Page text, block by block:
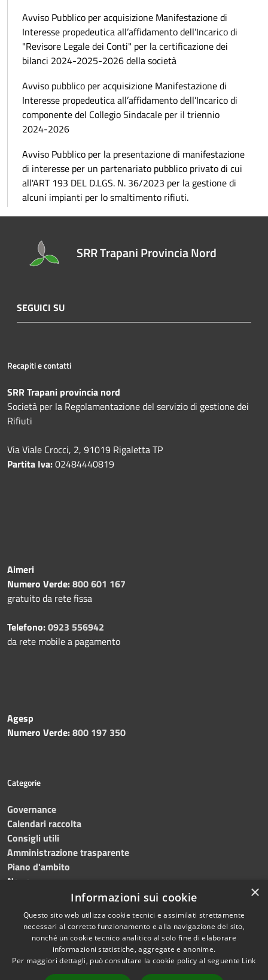
Avviso Pubblico per acquisizione Manifestazione di
Interesse propedeutica all’affidamento dell’Incarico di
"Revisore Legale dei Conti" per la certificazione dei
bilanci 2024-2025-2026 della società
Avviso pubblico per acquisizione Manifestazione di
Interesse propedeutica all’affidamento dell’Incarico di
componente del Collegio Sindacale per il triennio
2024-2026
Avviso Pubblico per la presentazione di manifestazione
di interesse per un partenariato pubblico privato di cui
all'ART 193 DEL D.LGS. N. 36/2023 per la gestione di
alcuni impianti per lo smaltimento rifiuti.
SRR Trapani Provincia Nord
SEGUICI SU
Recapiti e contatti
SRR Trapani provincia nord
Società per la Regolamentazione del servizio di gestione dei
Rifiuti
Via Viale Crocci, 2, 91019 Rigaletta TP
Partita Iva:02484440819
Aimeri
Numero Verde:800 601 167
gratuito da rete fissa
Telefono:0923 556942
da rete mobile a pagamento
Agesp
Numero Verde:800 197 350
Categorie
Governance
Calendari raccolta
Consigli utili
Amministrazione trasparente
Piano d'ambito
News
Accessibilità
Copyright © 2023 •
Trapani provincia nord•
×
Informazioni sui cookie
Questo sito web utilizza cookie tecnici e assimilati strettamente
necessari al corretto funzionamento e alla navigazione del sito,
nonché un cookie tecnico analitico al solo fine di elaborare
informazioni statistiche, aggregate e anonime.
Per maggiori dettagli, può consultare la cookie policy al seguente Link